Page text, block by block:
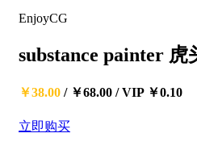
EnjoyCG
substance painter 虎
￥38.00 / ￥68.00 /VIP ￥0.10
立即购买